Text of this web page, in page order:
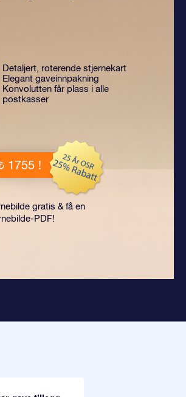
Detaljert, roterende stjernekart
Elegant gaveinnpakning
Konvolutten får plass i alle
postkasser
1755 !
gratis & få en
PDF!